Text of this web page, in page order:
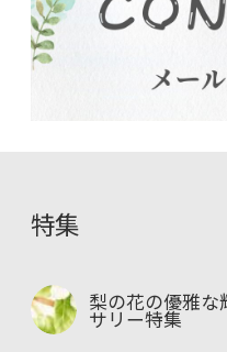
特集
梨の花の優雅な
サリー特集